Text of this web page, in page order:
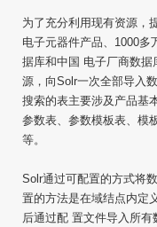
为了充分利用现有资源，
电子元器件产品、1000多
据库和中国 电子厂商数
源，向Solr一次全部导入
搜索的表主要涉及产品基
参数表、参数模板表、模
等。
Solr通过可配置的方式将
置的方法是在域结点内定
后通过配 置文件导入所